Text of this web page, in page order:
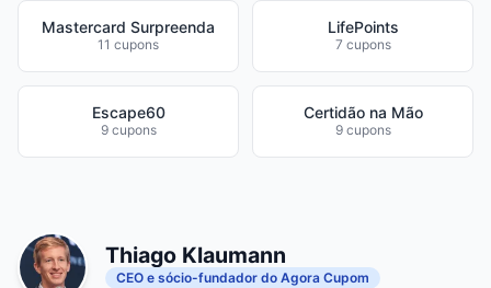
Mastercard Surpreenda
11 cupons
LifePoints
7 cupons
Escape60
9 cupons
Certidão na Mão
9 cupons
Thiago Klaumann
CEO e sócio-fundador do Agora Cupom